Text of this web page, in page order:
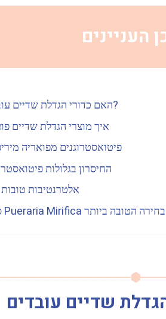
העניינים
האם כדורי הגדלת שדיים עובדים?
איך מוצרי הגדלת שדיים
פיטואסטרוגנים מפואריה
החיסרון בגלולות
אלטרנטיבות טובות
Pueraria Mirifica הטובה ביותר